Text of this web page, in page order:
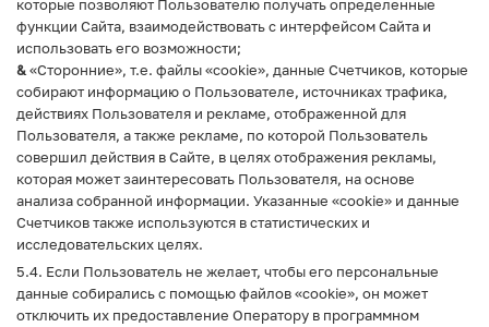
которые позволяют Пользователю получать определенные
функции Сайта, взаимодействовать с интерфейсом Сайта и
использовать его возможности;
&«Сторонние», т.е. файлы «cookie», данные Счетчиков, которые
собирают информацию о Пользователе, источниках трафика,
действиях Пользователя и рекламе, отображенной для
Пользователя, а также рекламе, по которой Пользователь
совершил действия в Сайте, в целях отображения рекламы,
которая может заинтересовать Пользователя, на основе
анализа собранной информации. Указанные «cookie» и данные
Счетчиков также используются в статистических и
исследовательских целях.
5.4. Если Пользователь не желает, чтобы его персональные
данные собирались с помощью файлов «cookie», он может
отключить их предоставление Оператору в программном